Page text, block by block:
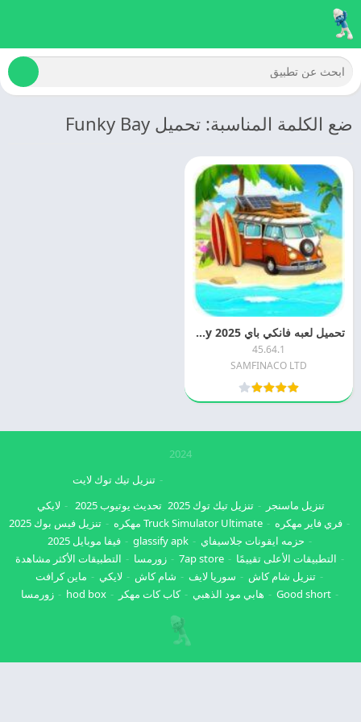
ضع الكلمة المناسبة: تحميل Funky Bay
تحميل لعبه فانكي باي 2025 Funky Bay مهكره اخر اصدار مجانا
45.64.1
SAMFINACO LTD
2024
تنزيل ماسنجر تنزيل تيك توك 2025
تنزيل تيك توك لايت
تحديث يوتيوب 2025
لايكي
فري فاير مهكره
Truck Simulator Ultimate مهكره
تنزيل فيس بوك 2025
حزمه ايقونات جلاسيفاي
glassify apk
فيفا موبايل 2025
التطبيقات الأعلى تقييمًا
7ap store زورمسا
التطبيقات الأكثر مشاهدة
تنزيل شام كاش
سوريا لايف شام كاش لايكي
ماين كرافت
Good short
هابي مود الذهبي كاب كات مهكر hod box زورمسا